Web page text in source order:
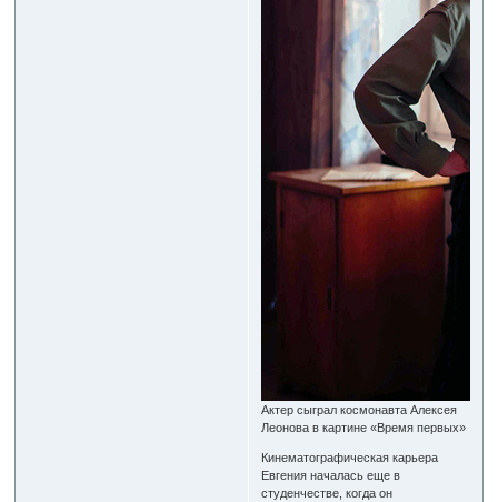
Актер сыграл космонавта Алексея
Леонова в картине «Время первых»
Кинематографическая карьера
Евгения началась еще в
студенчестве, когда он